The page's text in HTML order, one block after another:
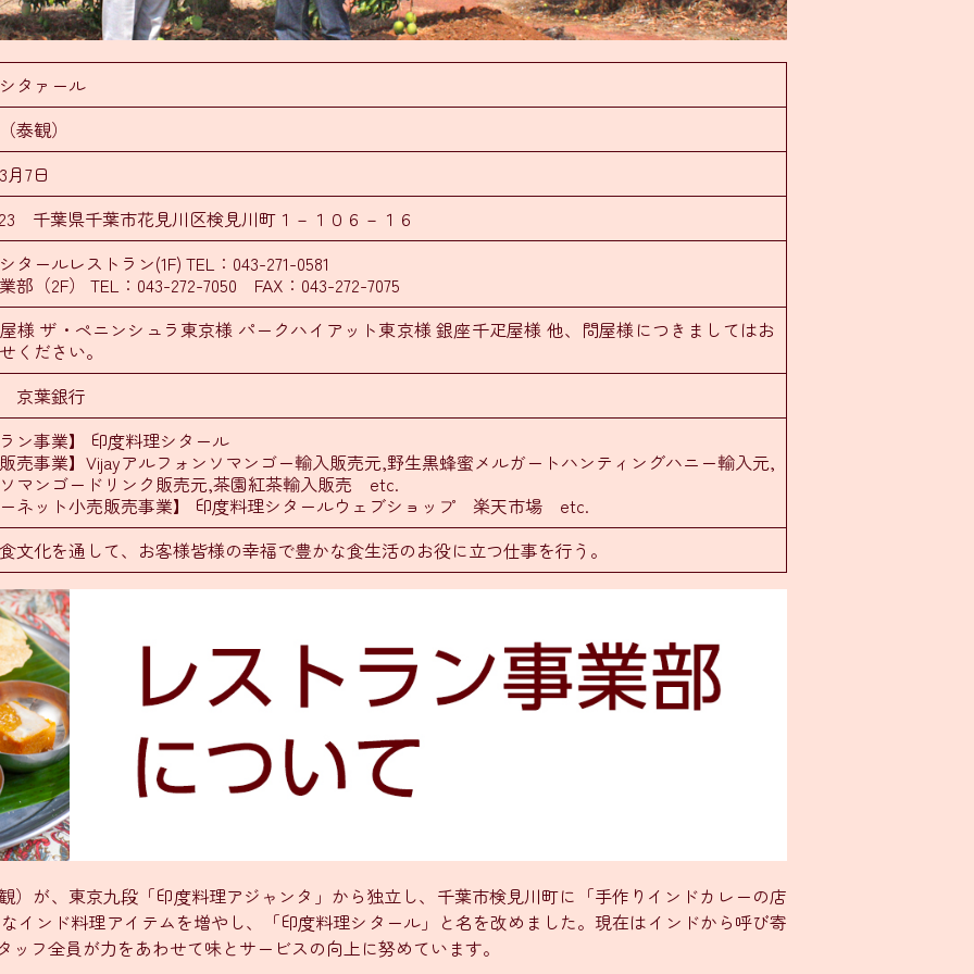
タァール
泰観）
月7日
千葉県千葉市花見川区検見川町１－１０６－１６
タールレストラン(1F) TEL：043-271-0581
部（2F） TEL：043-272-7050 FAX：043-272-7075
様 ザ・ペニンシュラ東京様 パークハイアット東京様 銀座千疋屋様 他、問屋様につきましてはお
ください。
京葉銀行
ン事業】 印度料理シタール
売事業】Vijayアルフォンソマンゴー輸入販売元,野生黒蜂蜜メルガートハンティングハニー輸入元,
マンゴードリンク販売元,茶園紅茶輸入販売 etc.
ネット小売販売事業】 印度料理シタールウェブショップ 楽天市場 etc.
文化を通して、お客様皆様の幸福で豊かな食生活のお役に立つ仕事を行う。
が、東京九段「印度料理アジャンタ」から独立し、千葉市検見川町に「手作りインドカレーの店
インド料理アイテムを増やし、「印度料理シタール」と名を改めました。現在はインドから呼び寄
フ全員が力をあわせて味とサービスの向上に努めています。